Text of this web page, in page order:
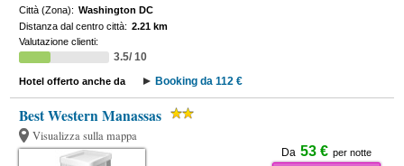
Città (Zona): Washington DC
Distanza dal centro città: 2.21 km
Valutazione clienti:
3.5/ 10
Hotel offerto anche da Booking da 112 €
Best Western Manassas
Visualizza sulla mappa
Da 53 € per notte